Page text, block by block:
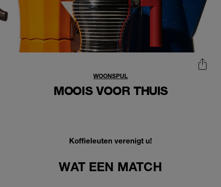
WOONSPUL
MOOIS VOOR THUIS
Koffieleuten verenigt u!
WAT EEN MATCH